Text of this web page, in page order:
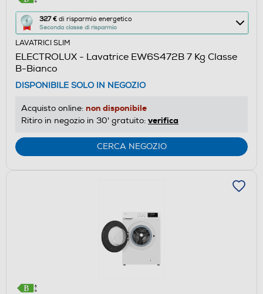
327 € di risparmio energetico
Seconda classe di risparmio
Questa
azione
aprirà
il
Calcolatore
di
risparmio
energetico
Youreko.
LAVATRICI SLIM
ELECTROLUX - Lavatrice EW6S472B 7 Kg Classe
B-Bianco
DISPONIBILE SOLO IN NEGOZIO
Acquisto online: non disponibile
Ritiro in negozio in 30' gratuito: verifica
CERCA NEGOZIO